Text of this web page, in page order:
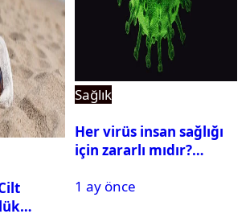
Sağlık
Her virüs insan sağlığı
için zararlı mıdır?
nelerdir? Virüs çeşitleri
1 ay önce